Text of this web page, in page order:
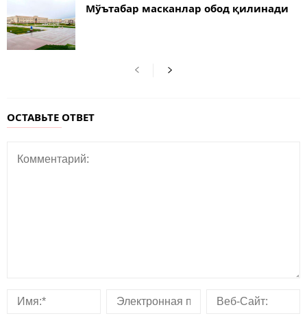
Мўътабар масканлар обод қилинади
ОСТАВЬТЕ ОТВЕТ